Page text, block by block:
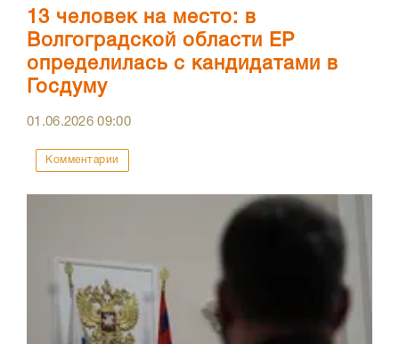
13 человек на место: в
Волгоградской области ЕР
определилась с кандидатами в
Госдуму
01.06.202609:00
Комментарии